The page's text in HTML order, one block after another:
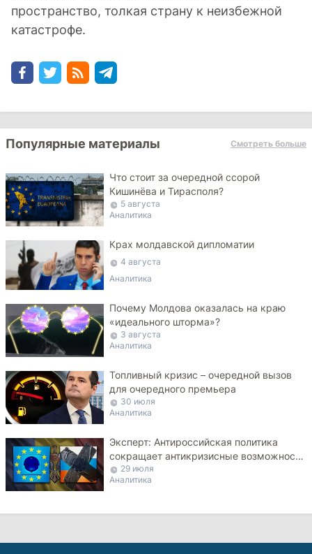
пространство, толкая страну к неизбежной
катастрофе.
Популярные материалы Смотреть больше
Что стоит за очередной ссорой
Кишинёва и Тирасполя?
5 августа
Аналитика
Крах молдавской дипломатии
4 августа
Аналитика
Почему Молдова оказалась на краю
«идеального шторма»?
3 августа
Аналитика
Топливный кризис – очередной вызов
для очередного премьера
30 июля
Аналитика
Эксперт: Антироссийская политика
сокращает антикризисные возможности
Молдовы
29 июля
Аналитика